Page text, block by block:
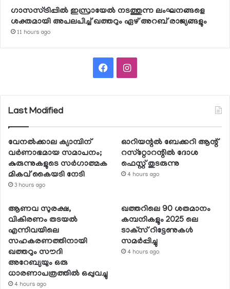
ഗാസസ്ട്രിപ്പില്‍ ഇസ്രായേല്‍ നടത്തുന്ന ലംഘനങ്ങളെ
ശക്തമായി അപലപിച്ച് ഖത്തറും ഏഴ് അറബ് രാജ്യങ്ങളും
11 hours ago
FacebookInstagram
Last Modified
വേനല്‍ക്കാല ക്യാമ്പിന്
വര്‍ണാഭമായ സമാപനം;
കുരുന്നുകളുടെ സര്‍ഗാത്മക
മികവ് കൈയടി നേടി
3 hours ago
ഓറിയന്റല്‍ ബേക്കറി ആന്റ്
റസ്‌റ്റോറന്റില്‍ ദോശ
ഫെസ്റ്റ് തുടരുന്നു
4 hours ago
ആണവ സുരക്ഷ,
വികിരണം തടയല്‍
എന്നിവയിലെ
സഹകരണത്തിനായി
ഖത്തറും സൗദി
അറേബ്യയും ഒരു
ധാരണാപത്രത്തില്‍ ഒപ്പുവച്ചു
4 hours ago
ഖത്തറിലെ 90 ശതമാനം
കമ്പനികളും 2025 ലെ
ടാക്‌സ് റിട്ടേണുകള്‍
സമര്‍പ്പിച്ചു
4 hours ago